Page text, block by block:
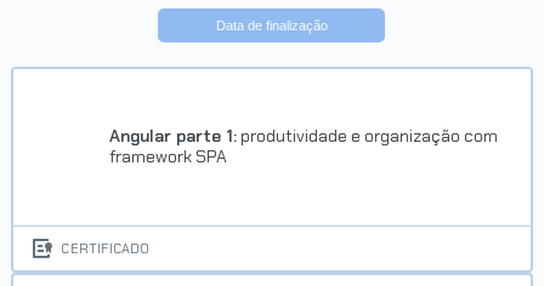
Data de finalização
Angular parte 1: produtividade e organização com
framework SPA
CERTIFICADO